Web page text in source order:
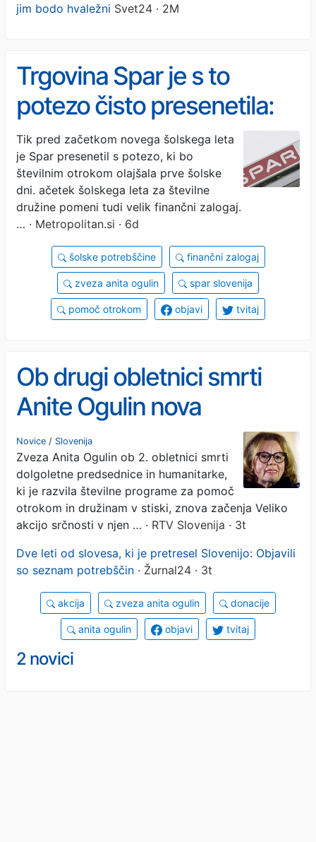
jim bodo hvaležni Svet24 · 2M
Trgovina Spar je s to
potezo čisto presenetila:
gre za nekaj, kar bo ob
začetku šolskega leta še
kako aktualno (oni pa so
bili hitrejši)
Tik pred začetkom novega šolskega leta
je Spar presenetil s potezo, ki bo
številnim otrokom olajšala prve šolske
dni. ačetek šolskega leta za številne
družine pomeni tudi velik finančni zalogaj.
… · Metropolitan.si · 6d
šolske potrebščine finančni zalogaj
zveza anita ogulin spar slovenija
pomoč otrokom objavi tvitaj
Ob drugi obletnici smrti
Anite Ogulin nova
dobrodelna akcija
Novice / Slovenija
Zveza Anita Ogulin ob 2. obletnici smrti
dolgoletne predsednice in humanitarke,
ki je razvila številne programe za pomoč
otrokom in družinam v stiski, znova začenja Veliko
akcijo srčnosti v njen … · RTV Slovenija · 3t
Dve leti od slovesa, ki je pretresel Slovenijo: Objavili
so seznam potrebščin · Žurnal24 · 3t
akcija zveza anita ogulin donacije
anita ogulin objavi tvitaj
2 novici